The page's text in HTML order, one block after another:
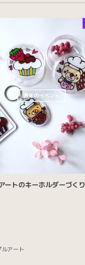
通年のイベント
ートのキーホルダーづくり
ルアート